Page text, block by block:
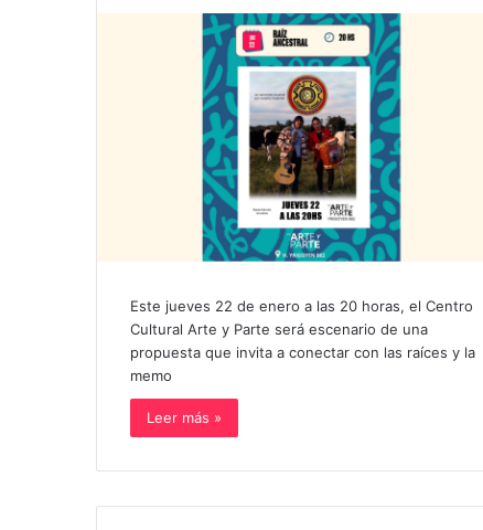
Este jueves 22 de enero a las 20 horas, el Centro
Cultural Arte y Parte será escenario de una
propuesta que invita a conectar con las raíces y la
memo
Leer más »